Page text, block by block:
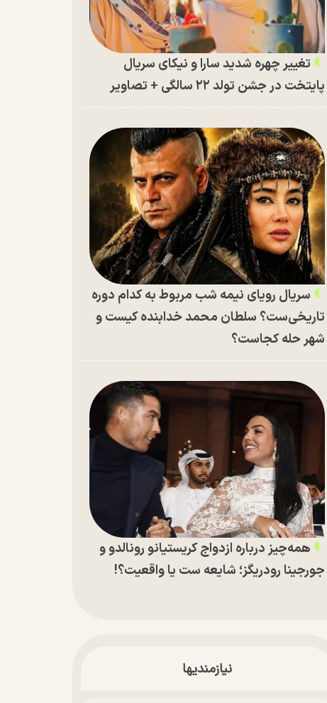
تغییر چهره شدید سارا و نیکای سریال
پایتخت در جشن تولد ۲۲ سالگی + تصاویر
سریال رویای نیمه شب مربوط به کدام دوره
تاریخی‌ست؟ سلطان محمد خدابنده کیست و
شهر حله کجاست؟
همه‌چیز درباره ازدواج کریستیانو رونالدو و
جورجینا رودریگز؛ شایعه ست یا واقعیت؟!
نیازمندیها